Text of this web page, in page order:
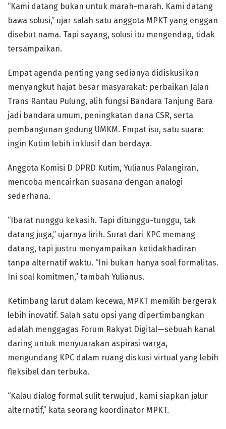
“Kami datang bukan untuk marah-marah. Kami datang
bawa solusi,” ujar salah satu anggota MPKT yang enggan
disebut nama. Tapi sayang, solusi itu mengendap, tidak
tersampaikan.
Empat agenda penting yang sedianya didiskusikan
menyangkut hajat besar masyarakat: perbaikan Jalan
Trans Rantau Pulung, alih fungsi Bandara Tanjung Bara
jadi bandara umum, peningkatan dana CSR, serta
pembangunan gedung UMKM. Empat isu, satu suara:
ingin Kutim lebih inklusif dan berdaya.
Anggota Komisi D DPRD Kutim, Yulianus Palangiran,
mencoba mencairkan suasana dengan analogi
sederhana.
“Ibarat nunggu kekasih. Tapi ditunggu-tunggu, tak
datang juga,” ujarnya lirih. Surat dari KPC memang
datang, tapi justru menyampaikan ketidakhadiran
tanpa alternatif waktu. “Ini bukan hanya soal formalitas.
Ini soal komitmen,” tambah Yulianus.
Ketimbang larut dalam kecewa, MPKT memilih bergerak
lebih inovatif. Salah satu opsi yang dipertimbangkan
adalah menggagas Forum Rakyat Digital—sebuah kanal
daring untuk menyuarakan aspirasi warga,
mengundang KPC dalam ruang diskusi virtual yang lebih
fleksibel dan terbuka.
“Kalau dialog formal sulit terwujud, kami siapkan jalur
alternatif,” kata seorang koordinator MPKT.